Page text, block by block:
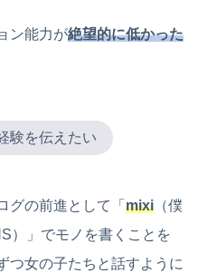
ン能力が絶望的に低かった
験を伝えたい
グの前進として「 mixi （僕
）」でモノを書くことを
つ女の子たちと話すように